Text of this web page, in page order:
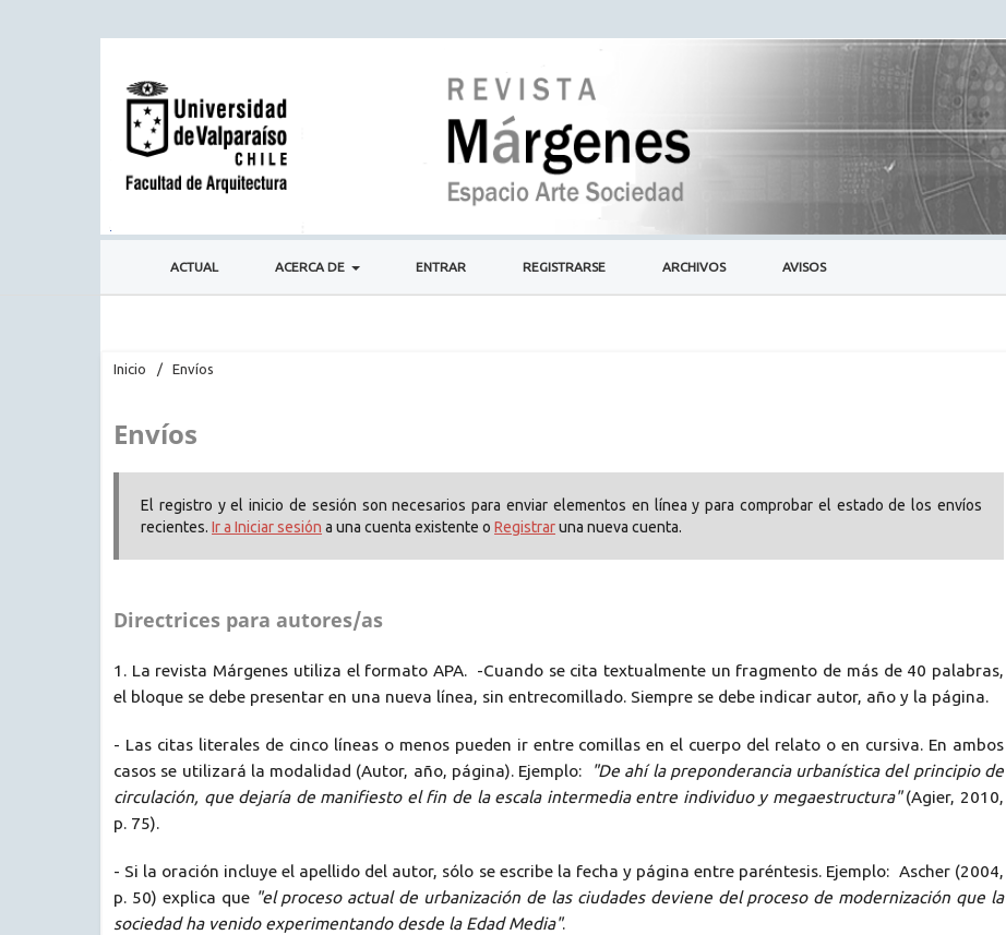
ACTUAL ACERCA DE ENTRAR REGISTRARSE ARCHIVOS AVISOS
Inicio / Envíos
Envíos
El registro y el inicio de sesión son necesarios para enviar elementos en línea y para comprobar el estado de los envíos
recientes.Ir a Iniciar sesión a una cuenta existente oRegistraruna nueva cuenta.
Directrices para autores/as
1. La revista Márgenes utiliza el formato APA. -Cuando se cita textualmente un fragmento de más de 40 palabras,
el bloque se debe presentar en una nueva línea, sin entrecomillado. Siempre se debe indicar autor, año y la página.
- Las citas literales de cinco líneas o menos pueden ir entre comillas en el cuerpo del relato o en cursiva. En ambos
casos se utilizará la modalidad (Autor, año, página). Ejemplo:
"De ahí la preponderancia urbanística del principio de
circulación, que dejaría de manifiesto el fin de la escala intermedia entre individuo y megaestructura"(Agier, 2010,
p. 75).
- Si la oración incluye el apellido del autor, sólo se escribe la fecha y página entre paréntesis. Ejemplo: Ascher (2004,
p. 50) explica que "el proceso actual de urbanización de las ciudades deviene del proceso de modernización que la
sociedad ha venido experimentando desde la Edad Media".